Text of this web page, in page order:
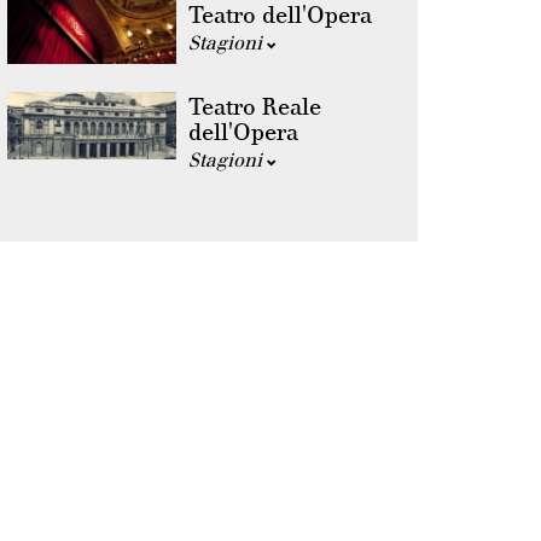
Teatro dell'Opera
Stagioni
Teatro Reale
dell'Opera
Stagioni